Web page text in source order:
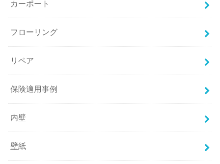
カーポート
フローリング
リペア
保険適用事例
内壁
壁紙